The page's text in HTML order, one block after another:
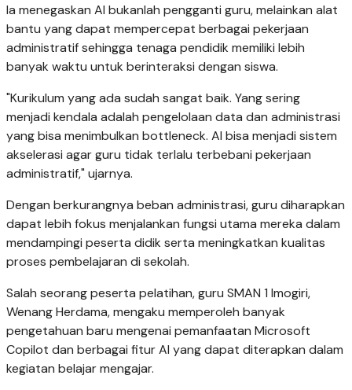
Ia menegaskan AI bukanlah pengganti guru, melainkan alat
bantu yang dapat mempercepat berbagai pekerjaan
administratif sehingga tenaga pendidik memiliki lebih
banyak waktu untuk berinteraksi dengan siswa.
"Kurikulum yang ada sudah sangat baik. Yang sering
menjadi kendala adalah pengelolaan data dan administrasi
yang bisa menimbulkan bottleneck. AI bisa menjadi sistem
akselerasi agar guru tidak terlalu terbebani pekerjaan
administratif," ujarnya.
Dengan berkurangnya beban administrasi, guru diharapkan
dapat lebih fokus menjalankan fungsi utama mereka dalam
mendampingi peserta didik serta meningkatkan kualitas
proses pembelajaran di sekolah.
Salah seorang peserta pelatihan, guru SMAN 1 Imogiri,
Wenang Herdama, mengaku memperoleh banyak
pengetahuan baru mengenai pemanfaatan Microsoft
Copilot dan berbagai fitur AI yang dapat diterapkan dalam
kegiatan belajar mengajar.